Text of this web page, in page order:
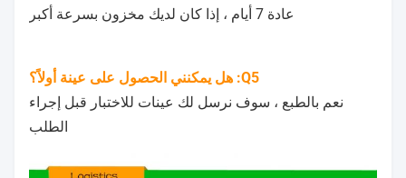
عادة 7 أيام ، إذا كان لديك مخزون بسرعة أكبر
Q5: هل يمكنني الحصول على عينة أولاً؟
نعم بالطبع ، سوف نرسل لك عينات للاختبار قبل إجراء
الطلب